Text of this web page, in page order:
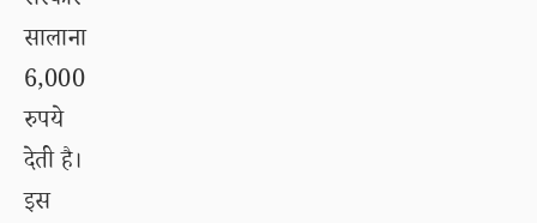
सालाना
6,000
रुपये
देती है।
इस